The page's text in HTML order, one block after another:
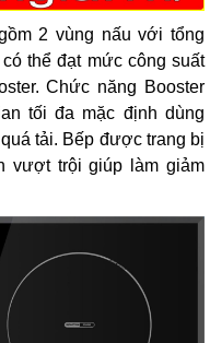
2 vùng nấu với tổng
thể đạt mức công suất
Chức năng Booster
tối đa mặc định dùng
tải. Bếp được trang bị
vượt trội giúp làm giảm